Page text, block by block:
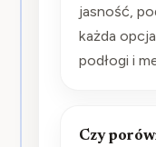
jasność,
każda
podłogi i
Czy